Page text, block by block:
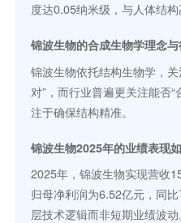
度达0.05纳米级，与人体结构
锦波生物的合成生物学理念
锦波生物依托结构生物学，
对”，而行业普遍更关注能否
注于确保结构精准。
锦波生物2025年的业绩表现
2025年，锦波生物实现营收
归母净利润为6.52亿元，同
层技术逻辑而非短期业绩波动